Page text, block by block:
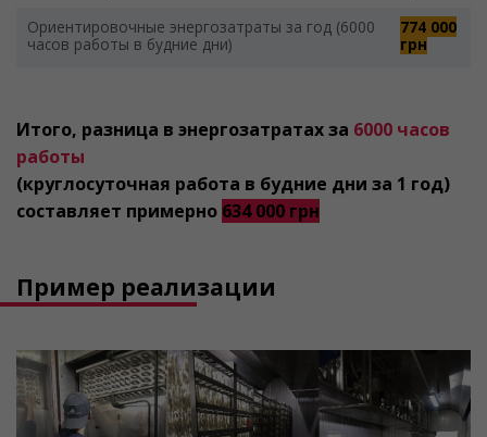
Ориентировочные энергозатраты за год (6000
часов работы в будние дни)
774 000
грн
Итого, разница в энергозатратах за 6000 часов
работы
(круглосуточная работа в будние дни за 1 год)
составляет примерно 634 000 грн
Пример реализации